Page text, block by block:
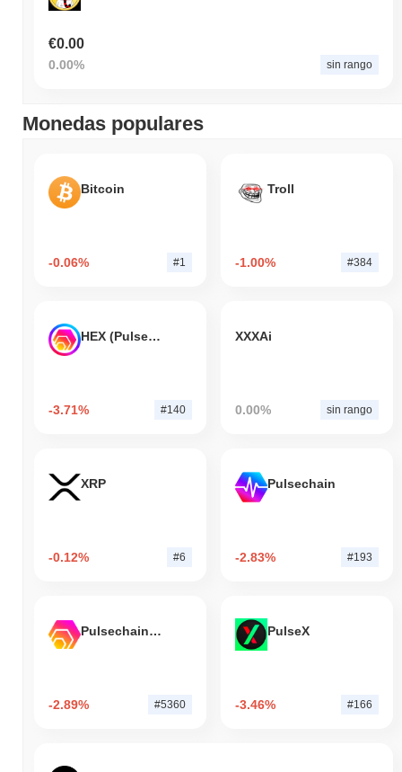
€0.00
0.00% sin rango
Monedas populares
Bitcoin
-0.06% #1
Troll
-1.00% #384
HEX (Pulsechain)
-3.71% #140
XXXAi
0.00% sin rango
XRP
-0.12% #6
Pulsechain
-2.83% #193
Pulsechain Bridged HEX (Pulsechain)
-2.89% #5360
PulseX
-3.46% #166